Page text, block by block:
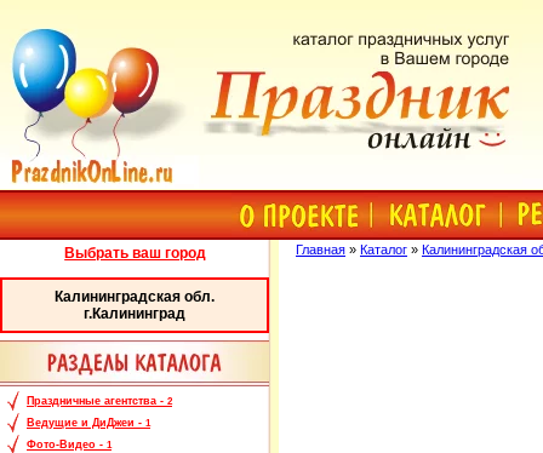
Выбрать ваш город
Калининградская обл.
г.Калининград
Праздничные агентства - 2
Ведущие и ДиДжеи - 1
Фото-Видео - 1
Главная » Каталог » Калининградская